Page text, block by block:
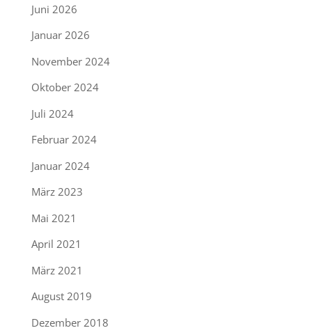
Juni 2026
Januar 2026
November 2024
Oktober 2024
Juli 2024
Februar 2024
Januar 2024
März 2023
Mai 2021
April 2021
März 2021
August 2019
Dezember 2018